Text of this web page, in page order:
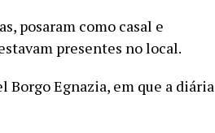
posaram como casal e
presentes no local.
Borgo Egnazia, em que a diária